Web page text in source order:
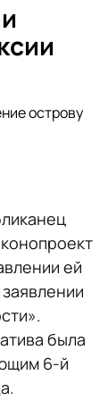
острову
ей
была
6-й